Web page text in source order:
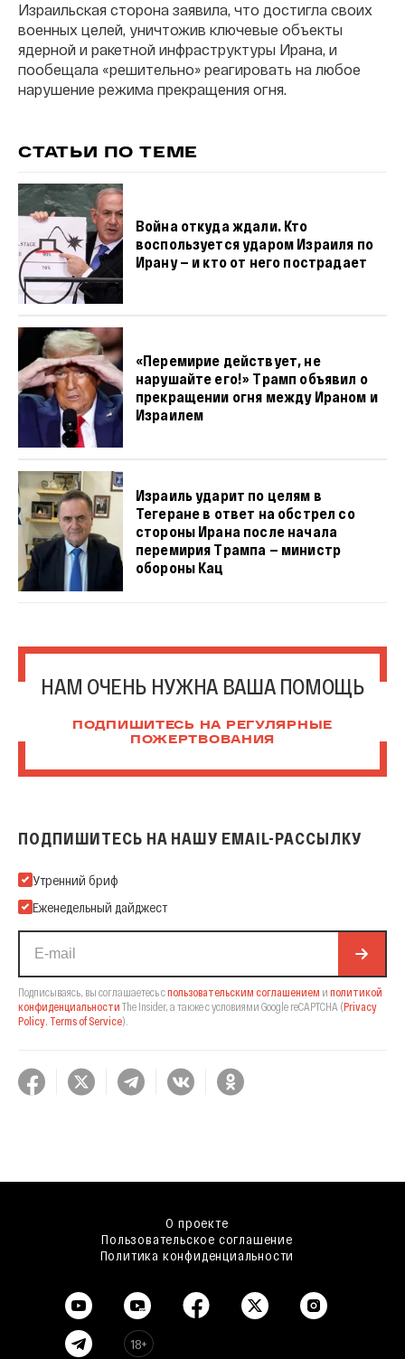
Израильская сторона заявила, что достигла своих
военных целей, уничтожив ключевые объекты
ядерной и ракетной инфраструктуры Ирана, и
пообещала «решительно» реагировать на любое
нарушение режима прекращения огня.
СТАТЬИ ПО ТЕМЕ
Война откуда ждали. Кто
воспользуется ударом Израиля по
Ирану — и кто от него пострадает
«Перемирие действует, не
нарушайте его!» Трамп объявил о
прекращении огня между Ираном и
Израилем
Израиль ударит по целям в
Тегеране в ответ на обстрел со
стороны Ирана после начала
перемирия Трампа — министр
обороны Кац
НАМ ОЧЕНЬ НУЖНА ВАША ПОМОЩЬ
ПОДПИШИТЕСЬ НА РЕГУЛЯРНЫЕ
ПОЖЕРТВОВАНИЯ
ПОДПИШИТЕСЬ НА НАШУ EMAIL-РАССЫЛКУ
Подпишитесь на нашу Email-рассылку
Утренний бриф
Еженедельный дайджест
Подписываясь, вы соглашаетесь спользовательским соглашением и политикой
конфиденциальности The Insider, а также с условиями Google reCAPTCHA (Privacy
Policy, Terms of Service).
О проекте
Пользовательское соглашение
Политика конфиденциальности
18+